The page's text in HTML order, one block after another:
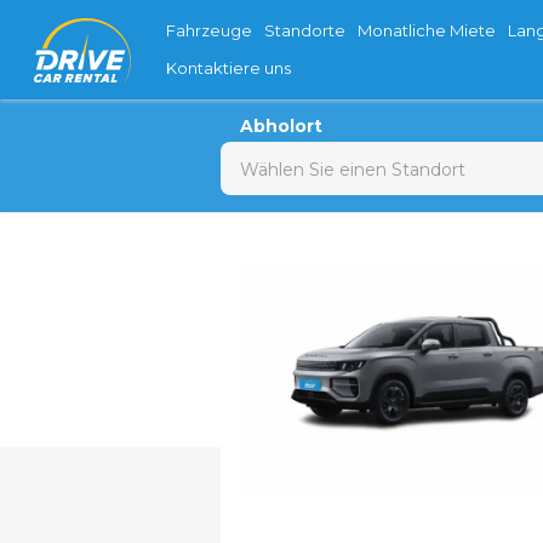
Fahrzeuge Standorte Monatliche Miete
Kontaktiere uns
Abholort
Wählen Sie einen Standort
10
17
24